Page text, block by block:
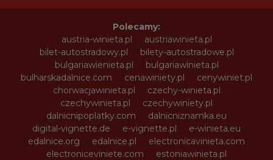
Polecamy:
austria-winieta.pl
austriawinieta.pl
bilet-autostradowy.pl
bilety-autostradowe.pl
bulgariawienieta.pl
bulgariawinieta.pl
bulharskadalnice.com
cenawiniety.pl
cenywiniet.pl
chorwacjawinieta.pl
czechy-winieta.pl
czechywinieta.pl
czechywiniety.pl
dalnicnipoplatky.com
dalnicniznamka.eu
digital-vignette.de
e-vignette.pl
e-winieta.eu
edalnice.org
edalnice.pl
electronicavinieta.com
electroniceviniete.com
estoniawinieta.pl